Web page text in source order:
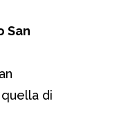
San
di